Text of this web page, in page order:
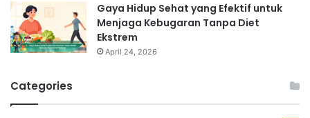
Gaya Hidup Sehat yang Efektif untuk
Menjaga Kebugaran Tanpa Diet
Ekstrem
April 24, 2026
Categories